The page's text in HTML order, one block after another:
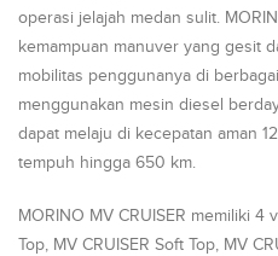
operasi jelajah medan sulit.
kemampuan manuver yang gesit
mobilitas penggunanya di
menggunakan mesin diesel
dapat melaju di kecepatan aman
tempuh hingga 650 km.
MORINO MV CRUISER memiliki 4
Top, MV CRUISER Soft Top, MV